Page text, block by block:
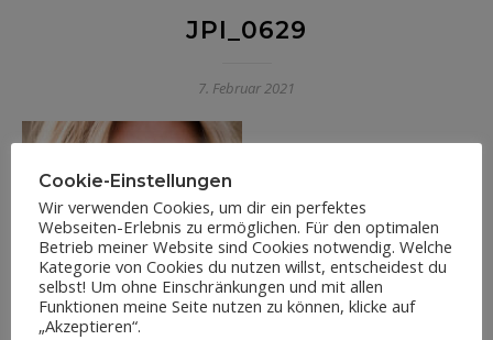
JPI_0629
7. Februar 2021
Cookie-Einstellungen
Wir verwenden Cookies, um dir ein perfektes
Webseiten-Erlebnis zu ermöglichen. Für den optimalen
Betrieb meiner Website sind Cookies notwendig. Welche
Kategorie von Cookies du nutzen willst, entscheidest du
selbst! Um ohne Einschränkungen und mit allen
Funktionen meine Seite nutzen zu können, klicke auf
„Akzeptieren“.